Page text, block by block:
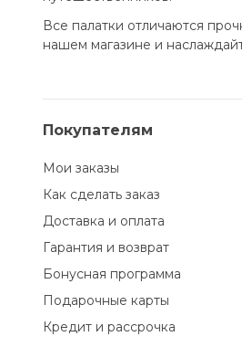
Все палатки отличаются
нашем магазине и
Покупателям
Мои заказы
Как сделать заказ
Доставка и оплата
Гарантия и возврат
Бонусная программа
Подарочные карты
Кредит и рассрочка